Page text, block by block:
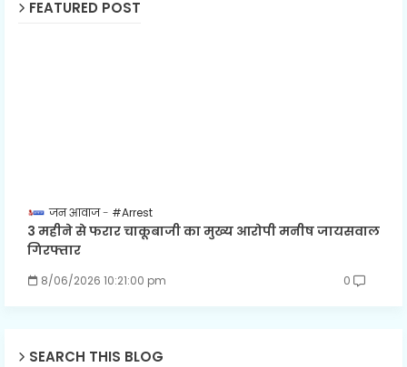
FEATURED POST
जन आवाज #Arrest
3 महीने से फरार चाकूबाजी का मुख्य आरोपी मनीष जायसवाल
गिरफ्तार
8/06/2026 10:21:00 pm 0
SEARCH THIS BLOG